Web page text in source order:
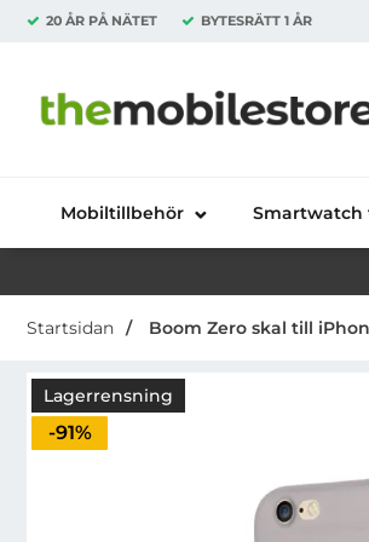
20 ÅR PÅ NÄTET BYTESRÄTT 1 ÅR
Startsidan för
Mobiltillbehör Smartwatch
Startsidan Boom Zero skal till
Lagerrensning
Priset är nedsatt med
-91%